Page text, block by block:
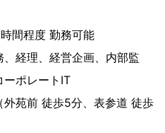
間程度 勤務可能
経理、経営企画、内部監
ーポレートIT
苑前 徒歩5分、表参道 徒歩